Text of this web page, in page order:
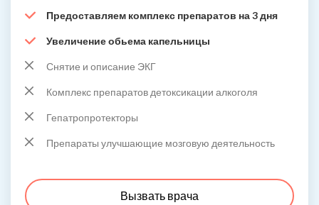
Предоставляем комплекс препаратов на 3 дня
Увеличение обьема капельницы
Снятие и описание ЭКГ
Комплекс препаратов детоксикации алкоголя
Гепатропротекторы
Препараты улучшающие мозговую деятельность
Вызвать врача